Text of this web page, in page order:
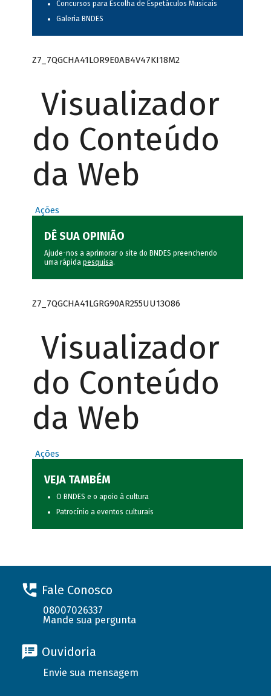
Concursos para Escolha de Espetáculos Musicais
Galeria BNDES
Z7_7QGCHA41LOR9E0AB4V47KI18M2
Visualizador
do Conteúdo
da Web
Ações
DÊ SUA OPINIÃO
Ajude-nos a aprimorar o site do BNDES preenchendo
uma rápida pesquisa.
Z7_7QGCHA41LGRG90AR255UU13O86
Visualizador
do Conteúdo
da Web
Ações
VEJA TAMBÉM
O BNDES e o apoio à cultura
Patrocínio a eventos culturais
Fale Conosco
08007026337
Mande sua pergunta
Ouvidoria
Envie sua mensagem